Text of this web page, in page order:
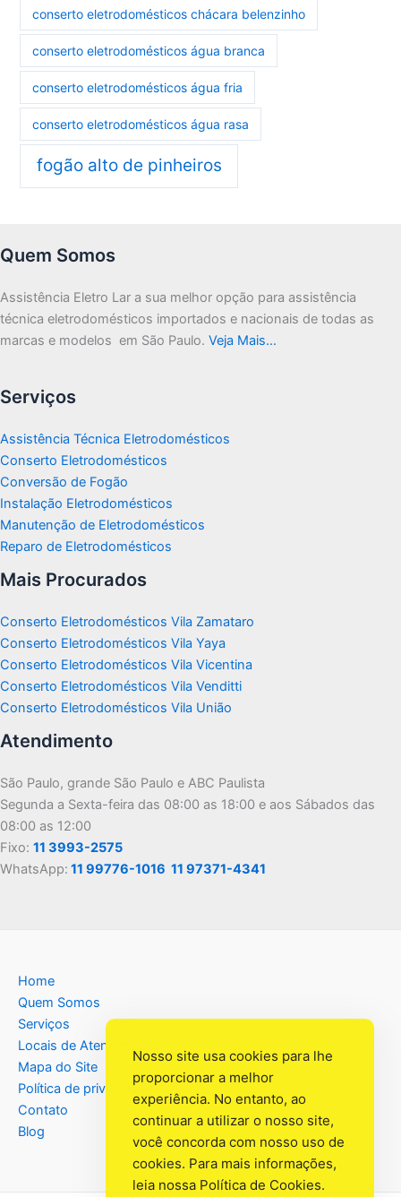
conserto eletrodomésticos chácara belenzinho
conserto eletrodomésticos água branca
conserto eletrodomésticos água fria
conserto eletrodomésticos água rasa
fogão alto de pinheiros
Quem Somos
Assistência Eletro Lar a sua melhor opção para assistência
técnica eletrodomésticos importados e nacionais de todas as
marcas e modelos em São Paulo. Veja Mais…
Serviços
Assistência Técnica Eletrodomésticos
Conserto Eletrodomésticos
Conversão de Fogão
Instalação Eletrodomésticos
Manutenção de Eletrodomésticos
Reparo de Eletrodomésticos
Mais Procurados
Conserto Eletrodomésticos Vila Zamataro
Conserto Eletrodomésticos Vila Yaya
Conserto Eletrodomésticos Vila Vicentina
Conserto Eletrodomésticos Vila Venditti
Conserto Eletrodomésticos Vila União
Atendimento
São Paulo, grande São Paulo e ABC Paulista
Segunda a Sexta-feira das 08:00 as 18:00 e aos Sábados das
08:00 as 12:00
Fixo: 11 3993-2575
WhatsApp: 11 99776-1016 11 97371-4341
Home
Quem Somos
Serviços
Locais de Atendimento
Mapa do Site
Política de privacidade
Contato
Blog
Nosso site usa cookies para lhe
proporcionar a melhor
experiência. No entanto, ao
continuar a utilizar o nosso site,
você concorda com nosso uso de
cookies. Para mais informações,
leia nossa Política de Cookies.